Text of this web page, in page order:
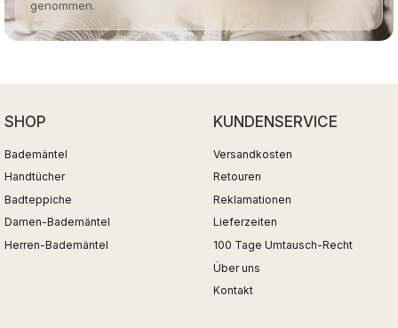
genommen.
SHOP
Bademäntel
Handtücher
Badteppiche
Damen-Bademäntel
Herren-Bademäntel
KUNDENSERVICE
Versandkosten
Retouren
Reklamationen
Lieferzeiten
100 Tage Umtausch-Recht
Über uns
Kontakt